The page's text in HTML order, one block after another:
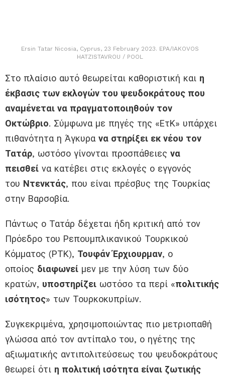
Ersin Tatar Nicosia, Cyprus, 23 February 2023. EPA/IAKOVOS
HATZISTAVROU / POOL
Στο πλαίσιο αυτό θεωρείται καθοριστική και η
έκβασις των εκλογών του ψευδοκράτους που
αναμένεται να πραγματοποιηθούν τον
Οκτώβριο. Σύμφωνα με πηγές της «ΕτΚ» υπάρχει
πιθανότητα η Άγκυρα να στηρίξει εκ νέου τον
Τατάρ, ωστόσο γίνονται προσπάθειες να
πεισθεί να κατέβει στις εκλογές ο εγγονός
του Ντενκτάς, που είναι πρέσβυς της Τουρκίας
στην Βαρσοβία.
Πάντως ο Τατάρ δέχεται ήδη κριτική από τον
Πρόεδρο του Ρεπουμπλικανικού Τουρκικού
Κόμματος (ΡΤΚ), Τουφάν Έρχιουρμαν, ο
οποίος διαφωνεί μεν με την λύση των δύο
κρατών, υποστηρίζει ωστόσο τα περί «πολιτικής
ισότητος» των Τουρκοκυπρίων.
Συγκεκριμένα, χρησιμοποιώντας πιο μετριοπαθή
γλώσσα από τον αντίπαλο του, ο ηγέτης της
αξιωματικής αντιπολιτεύσεως του ψευδοκράτους
θεωρεί ότι η πολιτική ισότητα είναι ζωτικής